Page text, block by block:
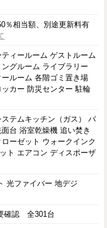
％相当額、別途更新料有
ィールーム ゲストルーム
グルーム ライブラリー
ルーム 各階ゴミ置き場
カー 防災センター 駐輪
テムキッチン（ガス） バ
台 浴室乾燥機 追い焚き
ーゼット ウォークインク
ト エアコン ディスポーザ
光ファイバー 地デジ
確認 全301台